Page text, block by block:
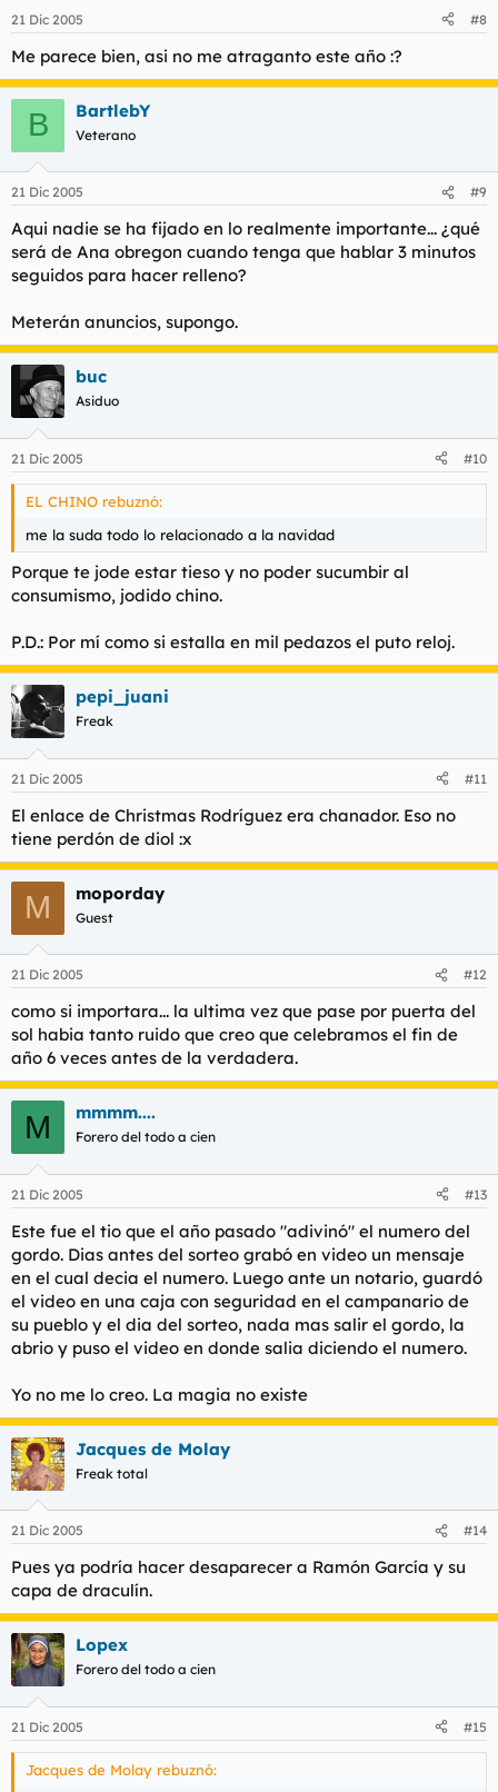
21 Dic 2005 #8
Me parece bien, asi no me atraganto este año :?
B BartlebY
Veterano
21 Dic 2005 #9
Aqui nadie se ha fijado en lo realmente importante... ¿qué
será de Ana obregon cuando tenga que hablar 3 minutos
seguidos para hacer relleno?
Meterán anuncios, supongo.
buc
Asiduo
21 Dic 2005 #10
EL CHINO rebuznó:
me la suda todo lo relacionado a la navidad
Porque te jode estar tieso y no poder sucumbir al
consumismo, jodido chino.
P.D.: Por mí como si estalla en mil pedazos el puto reloj.
pepi_juani
Freak
21 Dic 2005 #11
El enlace de Christmas Rodríguez era chanador. Eso no
tiene perdón de diol :x
M moporday
Guest
21 Dic 2005 #12
como si importara... la ultima vez que pase por puerta del
sol habia tanto ruido que creo que celebramos el fin de
año 6 veces antes de la verdadera.
M mmmm....
Forero del todo a cien
21 Dic 2005 #13
Este fue el tio que el año pasado "adivinó" el numero del
gordo. Dias antes del sorteo grabó en video un mensaje
en el cual decia el numero. Luego ante un notario, guardó
el video en una caja con seguridad en el campanario de
su pueblo y el dia del sorteo, nada mas salir el gordo, la
abrio y puso el video en donde salia diciendo el numero.
Yo no me lo creo. La magia no existe
Jacques de Molay
Freak total
21 Dic 2005 #14
Pues ya podría hacer desaparecer a Ramón García y su
capa de draculín.
Lopex
Forero del todo a cien
21 Dic 2005 #15
Jacques de Molay rebuznó: